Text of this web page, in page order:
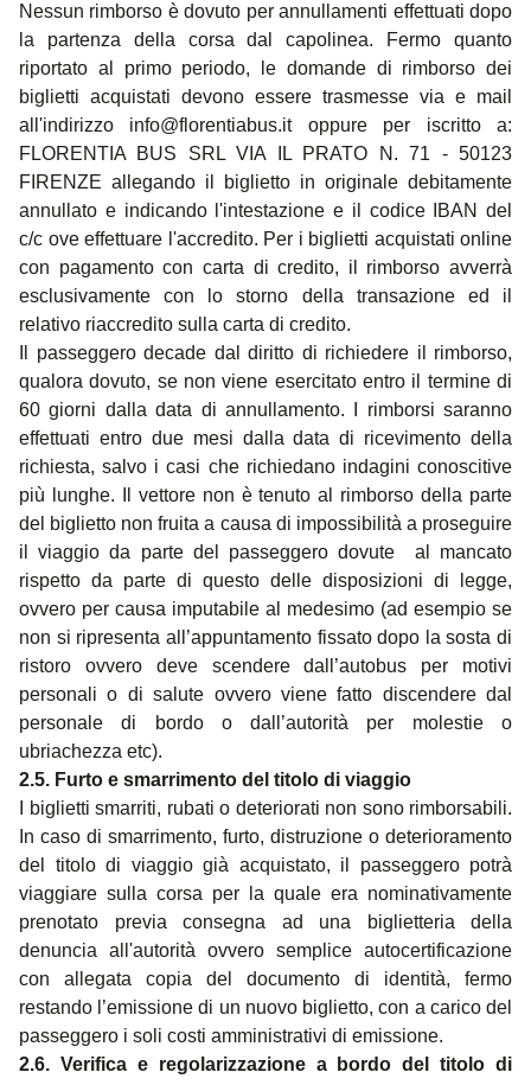
Nessun rimborso è dovuto per annullamenti effettuati dopo
la partenza della corsa dal capolinea. Fermo quanto
riportato al primo periodo, le domande di rimborso dei
biglietti acquistati devono essere trasmesse via e mail
all'indirizzo info@florentiabus.it oppure per iscritto a:
FLORENTIA BUS SRL VIA IL PRATO N. 71 - 50123
FIRENZE allegando il biglietto in originale debitamente
annullato e indicando l'intestazione e il codice IBAN del
c/c ove effettuare l'accredito. Per i biglietti acquistati online
con pagamento con carta di credito, il rimborso avverrà
esclusivamente con lo storno della transazione ed il
relativo riaccredito sulla carta di credito.
Il passeggero decade dal diritto di richiedere il rimborso,
qualora dovuto, se non viene esercitato entro il termine di
60 giorni dalla data di annullamento. I rimborsi saranno
effettuati entro due mesi dalla data di ricevimento della
richiesta, salvo i casi che richiedano indagini conoscitive
più lunghe. Il vettore non è tenuto al rimborso della parte
del biglietto non fruita a causa di impossibilità a proseguire
il viaggio da parte del passeggero dovute al mancato
rispetto da parte di questo delle disposizioni di legge,
ovvero per causa imputabile al medesimo (ad esempio se
non si ripresenta all’appuntamento fissato dopo la sosta di
ristoro ovvero deve scendere dall’autobus per motivi
personali o di salute ovvero viene fatto discendere dal
personale di bordo o dall’autorità per molestie o
ubriachezza etc).
2.5. Furto e smarrimento del titolo di viaggio
I biglietti smarriti, rubati o deteriorati non sono rimborsabili.
In caso di smarrimento, furto, distruzione o deterioramento
del titolo di viaggio già acquistato, il passeggero potrà
viaggiare sulla corsa per la quale era nominativamente
prenotato previa consegna ad una biglietteria della
denuncia all'autorità ovvero semplice autocertificazione
con allegata copia del documento di identità, fermo
restando l’emissione di un nuovo biglietto, con a carico del
passeggero i soli costi amministrativi di emissione.
2.6. Verifica e regolarizzazione a bordo del titolo di